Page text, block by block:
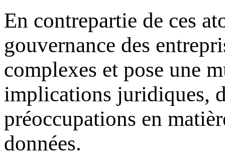
En contrepartie de ces
gouvernance des
complexes et pose une
implications juridiques,
préoccupations en
données.